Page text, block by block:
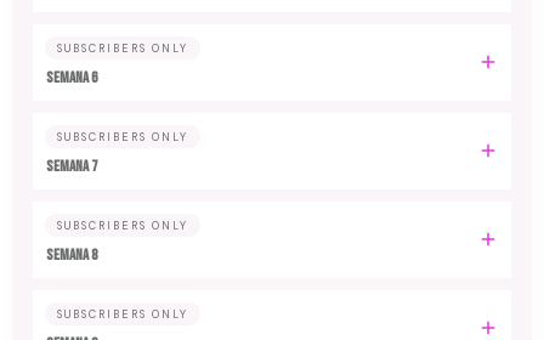
SUBSCRIBERS ONLY
Semana 6
SUBSCRIBERS ONLY
Semana 7
SUBSCRIBERS ONLY
Semana 8
SUBSCRIBERS ONLY